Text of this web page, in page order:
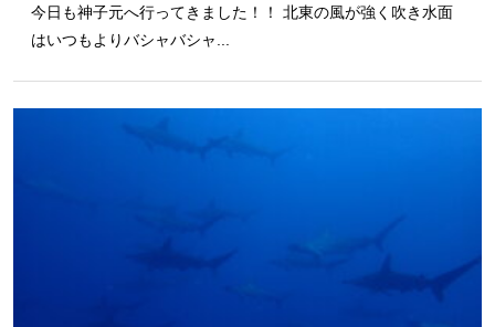
今日も神子元へ行ってきました！！ 北東の風が強く吹き水面
はいつもよりバシャバシャ...